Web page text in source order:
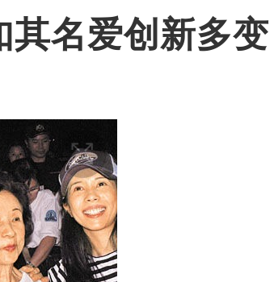
其名爱创新多变